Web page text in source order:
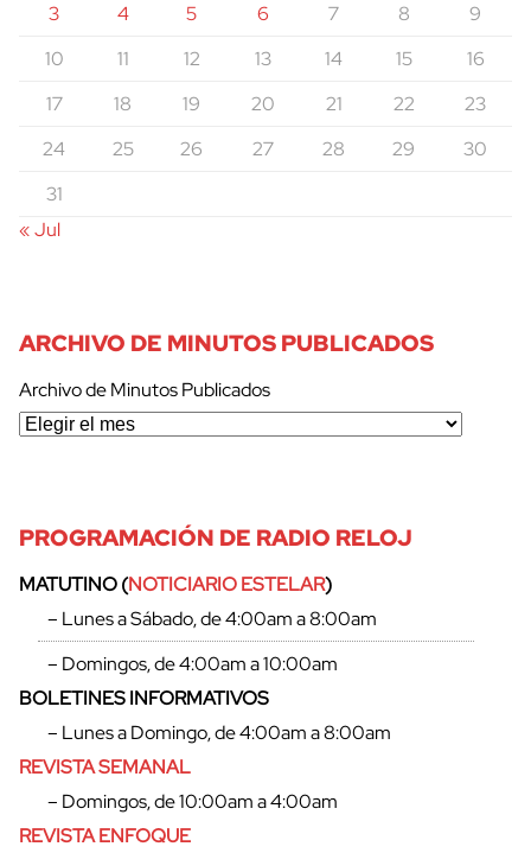
3
4 5 6 7 8
9
10
11 12 13 14 15
16
17
18 19 20 21 22
23
24
25 26 27 28 29
30
31
« Jul
ARCHIVO DE MINUTOS PUBLICADOS
Archivo de Minutos Publicados
PROGRAMACIÓN DE RADIO RELOJ
MATUTINO (NOTICIARIO ESTELAR)
– Lunes a Sábado, de 4:00am a 8:00am
– Domingos, de 4:00am a 10:00am
BOLETINES INFORMATIVOS
– Lunes a Domingo, de 4:00am a 8:00am
REVISTA SEMANAL
– Domingos, de 10:00am a 4:00am
REVISTA ENFOQUE